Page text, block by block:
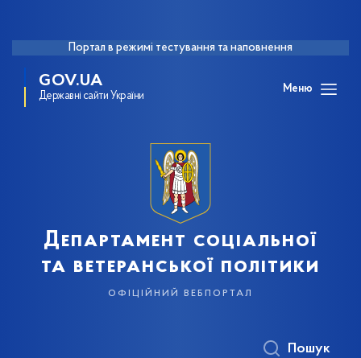
Портал в режимі тестування та наповнення
GOV.UA
Державні сайти України
Меню
Департамент соціальної
та ветеранської політики
офіційний вебпортал
Пошук